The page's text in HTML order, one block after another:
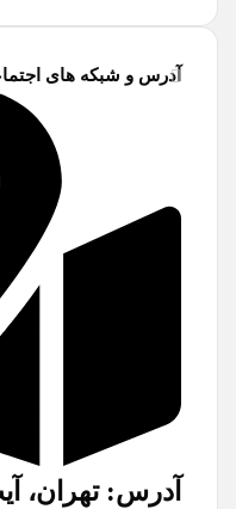
آدرس و شبکه های
آدرس: تهران،